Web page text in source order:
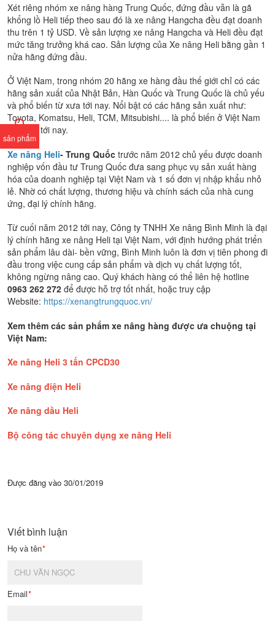
sản phẩm
Xét riêng nhóm xe nâng hàng Trung Quốc, đứng đầu vẫn là gã
khổng lồ Heli tiếp theo sau đó là xe nâng Hangcha đều đạt doanh
thu trên 1 tỷ USD. Về sản lượng xe nâng Hangcha và Heli đều đạt
mức tăng trưởng khá cao. Sản lượng của Xe nâng Heli bằng gần 1
nửa hãng đứng đầu.
Ở Việt Nam, trong nhóm 20 hãng xe hàng đầu thế giới chỉ có các
hãng sản xuất của Nhật Bản, Hàn Quốc và Trung Quốc là chủ yếu
và phổ biến từ xưa tới nay. Nổi bật có các hãng sản xuất như:
Toyota, Komatsu, Heli, TCM, Mitsubishi.... là phổ biến ở Việt Nam
từ trước tới nay.
Xe nâng Heli- Trung Quốc trước năm 2012 chủ yếu được doanh
nghiệp vốn đầu tư Trung Quốc đưa sang phục vụ sản xuất hàng
hóa của doanh nghiệp tại Việt Nam và 1 số đơn vị nhập khẩu nhỏ
lẻ. Nhờ có chất lượng, thương hiệu và chính sách của nhà cung
ứng, đại lý chính hãng.
Từ cuối năm 2012 tới nay, Công ty TNHH Xe nâng Bình Minh là đại
lý chính hãng xe nâng Heli tại Việt Nam, với định hướng phát triển
sản phẩm lâu dài- bền vững, Bình Minh luôn là đơn vị tiên phong đi
đầu trong việc cung cấp sản phẩm và dịch vụ chất lượng tốt,
không ngừng nâng cao. Quý khách hàng có thể liên hệ hotline
0963 262 272 để được hỗ trợ tốt nhất, hoặc truy cập
Website: https://xenangtrungquoc.vn/
Xem thêm các sản phẩm xe nâng hàng được ưa chuộng tại
Việt Nam:
Xe nâng Heli 3 tấn CPCD30
Xe nâng điện Heli
Xe nâng dầu Heli
Bộ công tác chuyên dụng xe nâng Heli
Được đăng vào 30/01/2019
Viết bình luận
Họ và tên*
Email*